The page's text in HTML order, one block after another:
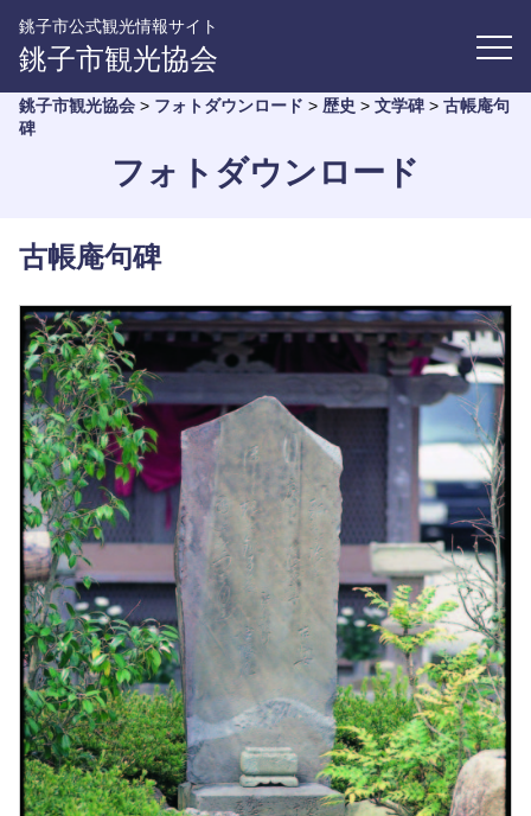
銚子市公式観光情報サイト
銚子市観光協会
銚子市観光協会 > フォトダウンロード > 歴史 > 文学碑 > 古帳庵句
碑
フォトダウンロード
古帳庵句碑